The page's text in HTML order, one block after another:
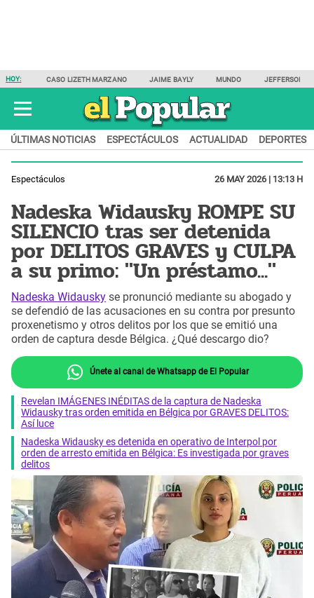
HOY: CASO LIZETH MARZANO JAIME BAYLY MUNDO JEFFERSON
ÚLTIMAS NOTICIAS ESPECTÁCULOS ACTUALIDAD DEPORTES
Espectáculos 26 MAY 2026 | 13:13 H
Nadeska Widausky ROMPE SU
SILENCIO tras ser detenida
por DELITOS GRAVES y CULPA
a su primo: "Un préstamo..."
Nadeska Widausky se pronunció mediante su abogado y
se defendió de las acusaciones en su contra por presunto
proxenetismo y otros delitos por los que se emitió una
orden de captura desde Bélgica. ¿Qué descargo dio?
Únete al canal de Whatsapp de El Popular
Revelan IMÁGENES INÉDITAS de la captura de Nadeska
Widausky tras orden emitida en Bélgica por GRAVES DELITOS:
Así luce
Nadeska Widausky es detenida en operativo de Interpol por
orden de arresto emitida en Bélgica: Es investigada por graves
delitos